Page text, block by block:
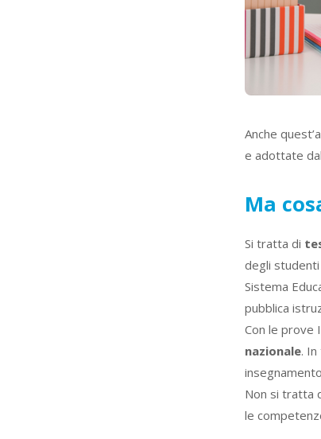
Anche
e adottate
Ma
Si tratta di
degli studenti
Sistema
pubblica
Con le prove
nazionale.
Non si tratta
le